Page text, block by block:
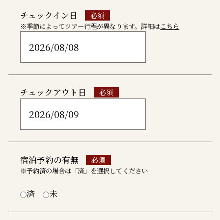
チェックイン日
※季節によってツアー行程が異なります。詳細はこちら
チェックアウト日
宿泊予約の有無
※予約済の場合は「済」を選択してください
済 未